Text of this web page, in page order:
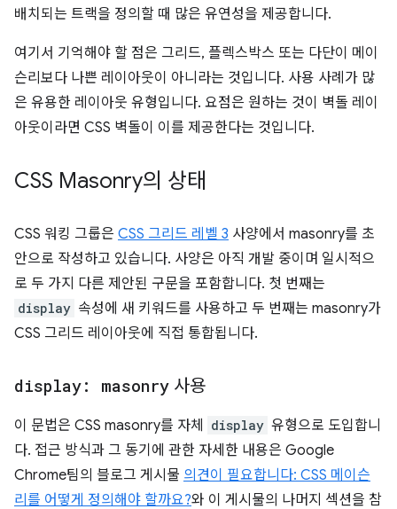
배치되는 트랙을 정의할 때 많은 유연성을 제공합니다.
여기서 기억해야 할 점은 그리드, 플렉스박스 또는 다단이 메이
슨리보다 나쁜 레이아웃이 아니라는 것입니다. 사용 사례가 많
은 유용한 레이아웃 유형입니다. 요점은 원하는 것이 벽돌 레이
아웃이라면 CSS 벽돌이 이를 제공한다는 것입니다.
CSS Masonry의 상태
CSS 워킹 그룹은 CSS 그리드 레벨 3 사양에서 masonry를 초
안으로 작성하고 있습니다. 사양은 아직 개발 중이며 일시적으
로 두 가지 다른 제안된 구문을 포함합니다. 첫 번째는
display 속성에 새 키워드를 사용하고 두 번째는 masonry가
CSS 그리드 레이아웃에 직접 통합됩니다.
display: masonry 사용
이 문법은 CSS masonry를 자체 display 유형으로 도입합니
다. 접근 방식과 그 동기에 관한 자세한 내용은 Google
Chrome팀의 블로그 게시물 의견이 필요합니다: CSS 메이슨
리를 어떻게 정의해야 할까요?와 이 게시물의 나머지 섹션을 참